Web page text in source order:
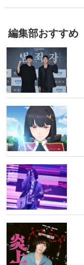
編集部おすすめ